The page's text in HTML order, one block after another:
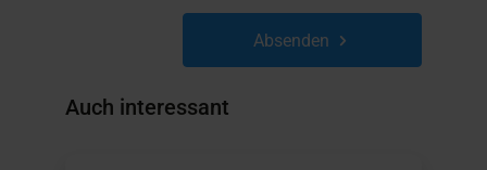
Absenden
Auch interessant